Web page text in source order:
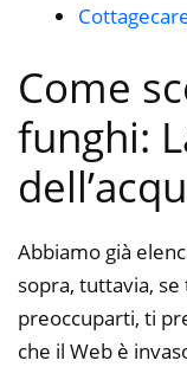
Come
funghi:
Abbiamo già
sopra, tuttavia,
preoccuparti, ti
che il Web è